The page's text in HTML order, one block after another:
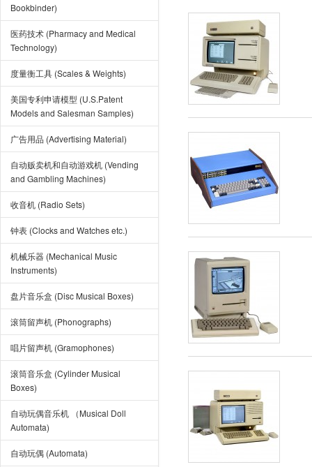
Bookbinder)
医药技术 (Pharmacy and Medical
Technology)
度量衡工具 (Scales & Weights)
美国专利申请模型 (U.S.Patent
Models and Salesman Samples)
广告用品 (Advertising Material)
自动贩卖机和自动游戏机 (Vending
and Gambling Machines)
收音机 (Radio Sets)
钟表 (Clocks and Watches etc.)
机械乐器 (Mechanical Music
Instruments)
盘片音乐盒 (Disc Musical Boxes)
滚筒留声机 (Phonographs)
唱片留声机 (Gramophones)
滚筒音乐盒 (Cylinder Musical
Boxes)
自动玩偶音乐机 （Musical Doll
Automata)
自动玩偶 (Automata)